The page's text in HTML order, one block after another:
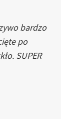
bardzo
po
SUPER